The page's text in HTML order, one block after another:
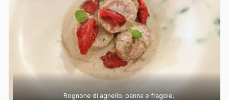
Rognone di agnello, panna e fragole.